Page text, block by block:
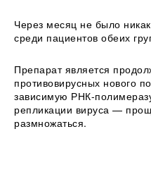
Через месяц не было
среди пациентов обеих
Препарат является
противовирусных нового
зависимую РНК-
репликации вируса —
размножаться.